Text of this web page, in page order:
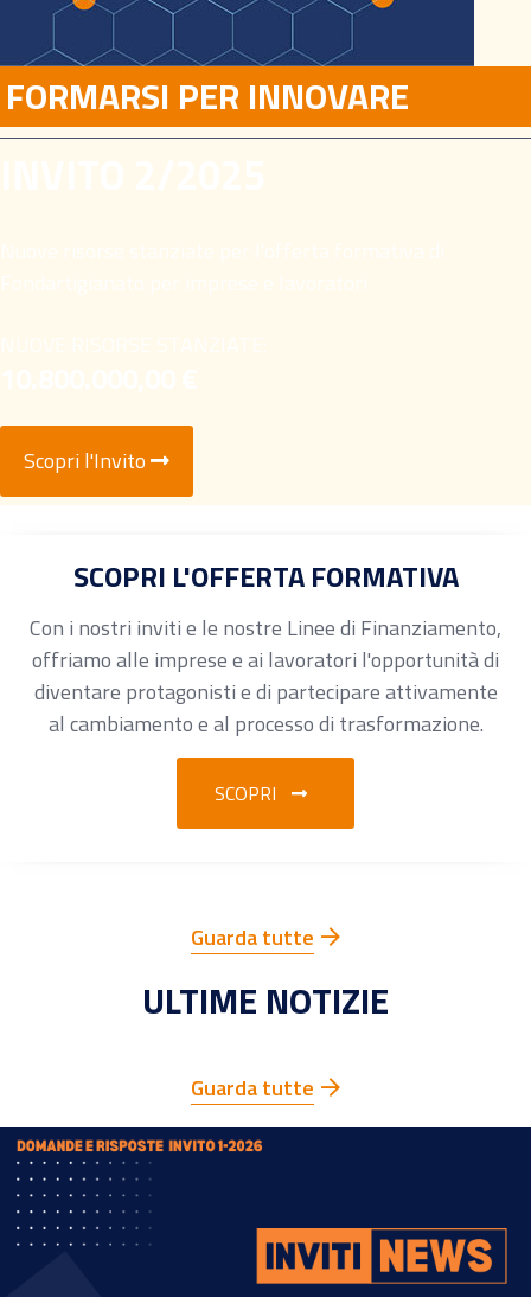
FORMARSI PER INNOVARE
Scopri l'Invito
SCOPRI L'OFFERTA FORMATIVA
Con i nostri inviti e le nostre Linee di Finanziamento,
offriamo alle imprese e ai lavoratori l'opportunità di
diventare protagonisti e di partecipare attivamente
al cambiamento e al processo di trasformazione.
SCOPRI
Guarda tutte
ULTIME NOTIZIE
Guarda tutte